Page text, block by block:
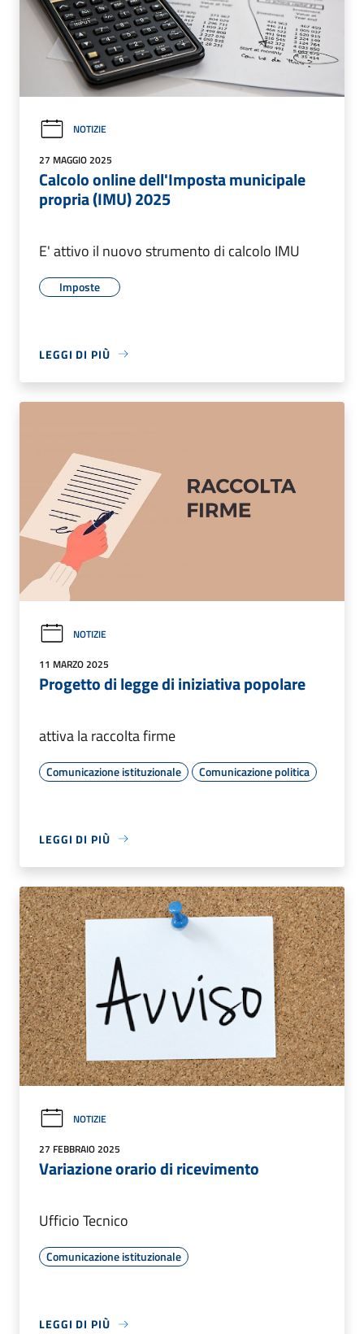
NOTIZIE
27 MAGGIO 2025
Calcolo online dell'Imposta municipale
propria (IMU) 2025
E' attivo il nuovo strumento di calcolo IMU
Imposte
LEGGI DI PIÙ
NOTIZIE
11 MARZO 2025
Progetto di legge di iniziativa popolare
attiva la raccolta firme
Comunicazione istituzionale Comunicazione politica
LEGGI DI PIÙ
NOTIZIE
27 FEBBRAIO 2025
Variazione orario di ricevimento
Ufficio Tecnico
Comunicazione istituzionale
LEGGI DI PIÙ